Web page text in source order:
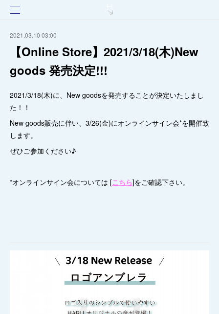
2021.03.10 03:00
【Online Store】2021/3/18(木)New
goods 発売決定!!!
2021/3/18(木)に、New goodsを発売することが決定いたしまし
た！！
New goods販売に伴い、3/26(金)にオンラインサイン会*を開催致
します。
ぜひご参加ください♪
*オンラインサイン会については [こちら]をご確認下さい。